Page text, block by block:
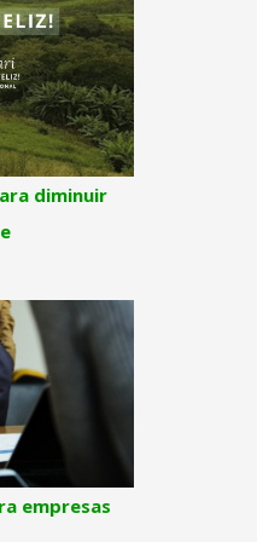
diminuir
empresas